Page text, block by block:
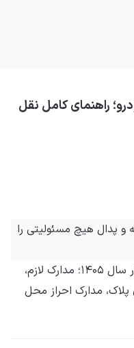
راهنمای کامل نقل
و پدال هیچ مسئولیتی را
راهنمای کامل تعویض پلاک خودرو در سال ۱۴۰۵؛ مدارک لازم،
مدارک احراز محل